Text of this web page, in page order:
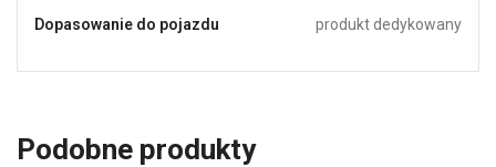
Dopasowanie do pojazdu produkt dedykowany
Podobne produkty